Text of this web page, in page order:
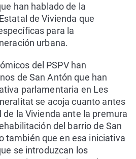
han hablado de la
de Vivienda que
para la
urbana.
del PSPV han
de San Antón que han
parlamentaria en Les
se acoja cuanto antes
de la Vivienda ante la premura
del barrio de San
también que en esa iniciativa
se introduzcan los